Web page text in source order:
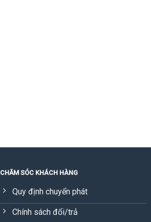
CHĂM SÓC KHÁCH HÀNG
Quy định chuyển phát
Chính sách đổi/trả